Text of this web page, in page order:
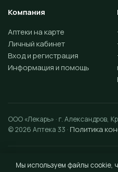
Компания
Аптеки на карте
Личный кабинет
Вход и регистрация
Информация и помощь
ООО «Лекарь» · г. Александров,
© 2026 Аптека 33 · Политика
Мы используем файлы cookie,